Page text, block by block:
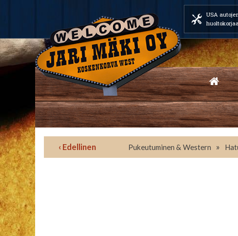
USA
‹ Edellinen Pukeutuminen & Western »